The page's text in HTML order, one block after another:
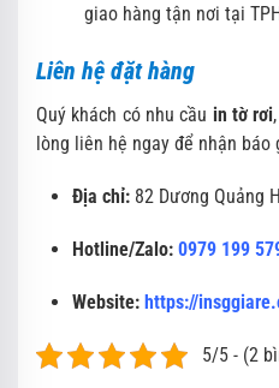
giao hàng tận nơi tại
Liên hệ đặt hàng
Quý khách có nhu cầu in tờ rơi
lòng liên hệ ngay để nhận báo
Địa chỉ: 82 Dương Quảng
Hotline/Zalo: 0979 199
Website: https://
5/5 - (2